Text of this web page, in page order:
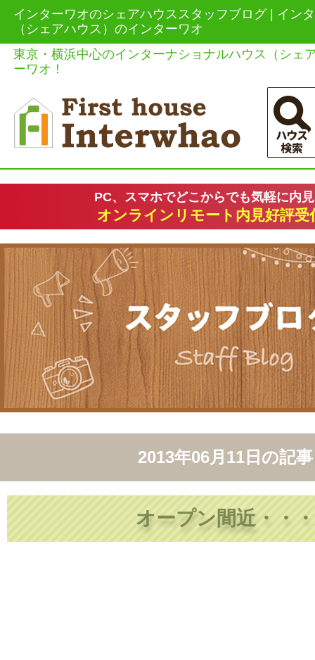
インターワオのシェアハウススタッフブログ | イン
（シェアハウス）のインターワオ
東京・横浜中心のインターナショナルハウス（シェ
ーワオ！
PC、スマホでどこからでも気軽に内
オンラインリモート内見好評受
2013年06月11日 の記事
オープン間近・・・